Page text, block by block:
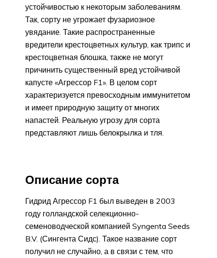
устойчивостью к некоторым заболеваниям.
Так, сорту не угрожает фузариозное
увядание. Такие распространенные
вредители крестоцветных культур, как трипс и
крестоцветная блошка, также не могут
причинить существенный вред устойчивой
капусте «Агрессор F1». В целом сорт
характеризуется превосходным иммунитетом
и имеет природную защиту от многих
напастей. Реальную угрозу для сорта
представляют лишь белокрылка и тля.
Описание сорта
Гидрид Агрессор F1 был выведен в 2003
году голландской селекционно-
семеноводческой компанией Syngenta Seeds
B.V. (Сингента Сидс). Такое название сорт
получил не случайно, а в связи с тем, что